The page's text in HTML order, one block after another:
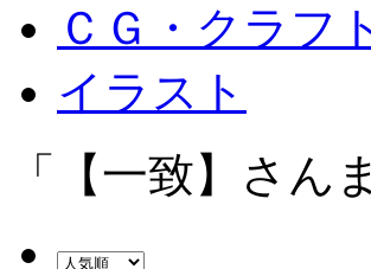
ＣＧ・クラフ
イラスト
「【一致】さん